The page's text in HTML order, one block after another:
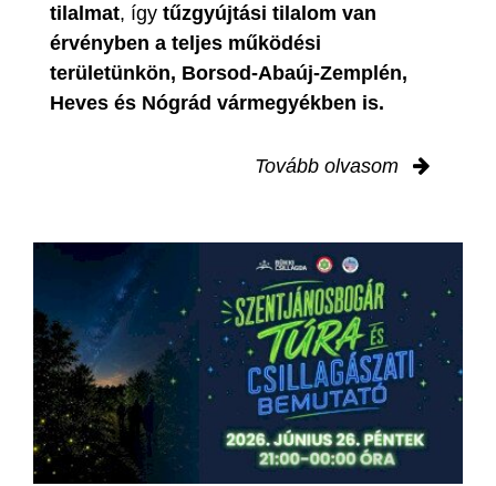
tilalmat, így tűzgyújtási tilalom van
érvényben a teljes működési
területünkön, Borsod-Abaúj-Zemplén,
Heves és Nógrád vármegyékben is.
Tovább olvasom